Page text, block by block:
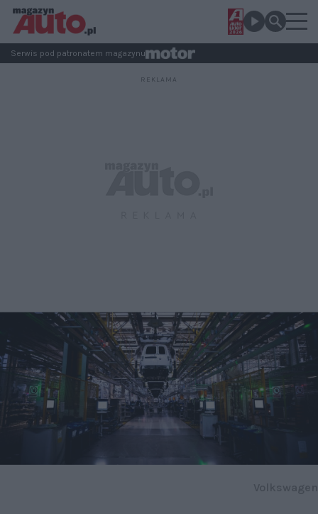
Serwis pod patronatem magazynu